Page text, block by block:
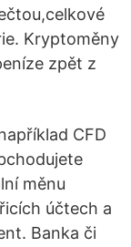
Kryptoměny
zpět z
CFD
měnu
účtech a
Banka či